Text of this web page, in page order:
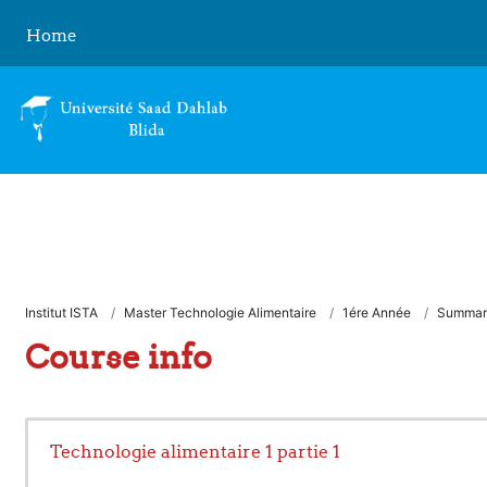
Home
Institut ISTA Master Technologie Alimentaire 1ére Année
Course info
Technologie alimentaire 1 partie 1